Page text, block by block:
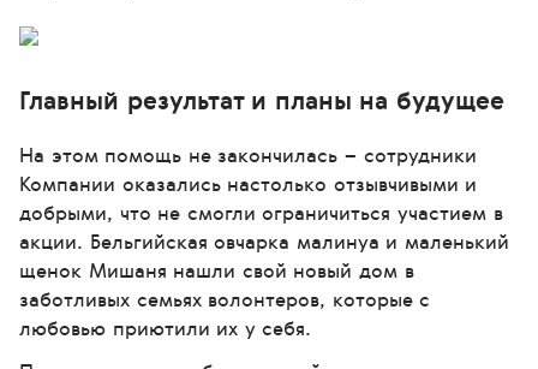
Главный результат и планы на будущее
На этом помощь не закончилась – сотрудники
Компании оказались настолько отзывчивыми и
добрыми, что не смогли ограничиться участием в
акции. Бельгийская овчарка малинуа и маленький
щенок Мишаня нашли свой новый дом в
заботливых семьях волонтеров, которые с
любовью приютили их у себя.